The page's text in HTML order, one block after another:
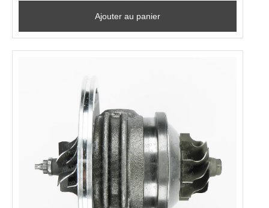
Ajouter au panier